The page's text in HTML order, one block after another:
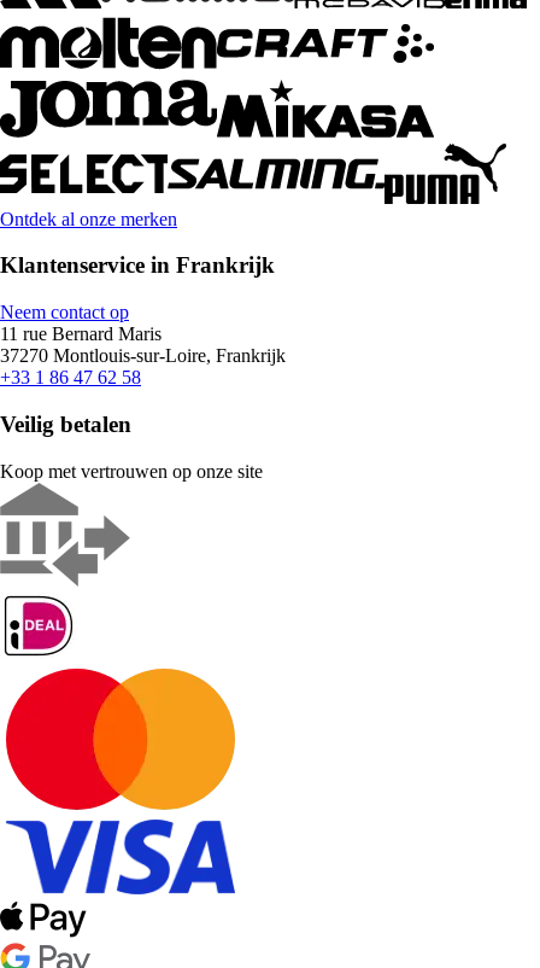
Ontdek al onze merken
Klantenservice in Frankrijk
Neem contact op
11 rue Bernard Maris
37270 Montlouis-sur-Loire, Frankrijk
+33 1 86 47 62 58
Veilig betalen
Koop met vertrouwen op onze site